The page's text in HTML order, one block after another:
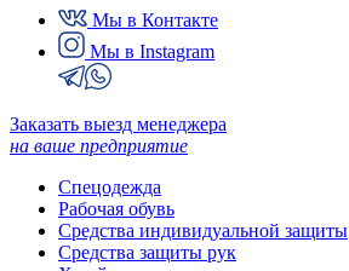
Мы в Контакте
Мы в Instagram
Заказать выезд менеджера
на ваше предприятие
Спецодежда
Рабочая обувь
Средства индивидуальной защиты
Средства защиты рук